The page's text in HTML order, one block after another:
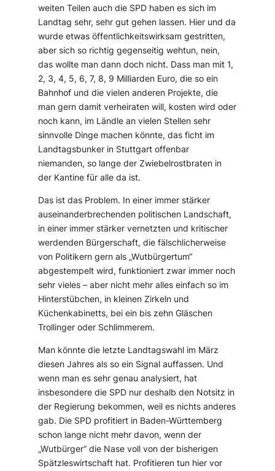
weiten Teilen auch die SPD haben es sich im
Landtag sehr, sehr gut gehen lassen. Hier und da
wurde etwas öffentlichkeitswirksam gestritten,
aber sich so richtig gegenseitig wehtun, nein,
das wollte man dann doch nicht. Dass man mit 1,
2, 3, 4, 5, 6, 7, 8, 9 Milliarden Euro, die so ein
Bahnhof und die vielen anderen Projekte, die
man gern damit verheiraten will, kosten wird oder
noch kann, im Ländle an vielen Stellen sehr
sinnvolle Dinge machen könnte, das ficht im
Landtagsbunker in Stuttgart offenbar
niemanden, so lange der Zwiebelrostbraten in
der Kantine für alle da ist.
Das ist das Problem. In einer immer stärker
auseinanderbrechenden politischen Landschaft,
in einer immer stärker vernetzten und kritischer
werdenden Bürgerschaft, die fälschlicherweise
von Politikern gern als „Wutbürgertum“
abgestempelt wird, funktioniert zwar immer noch
sehr vieles – aber nicht mehr alles einfach so im
Hinterstübchen, in kleinen Zirkeln und
Küchenkabinetts, bei ein bis zehn Gläschen
Trollinger oder Schlimmerem.
Man könnte die letzte Landtagswahl im März
diesen Jahres als so ein Signal auffassen. Und
wenn man es sehr genau analysiert, hat
insbesondere die SPD nur deshalb den Notsitz in
der Regierung bekommen, weil es nichts anderes
gab. Die SPD profitiert in Baden-Württemberg
schon lange nicht mehr davon, wenn der
„Wutbürger“ die Nase voll von der bisherigen
Spätzleswirtschaft hat. Profitieren tun hier vor